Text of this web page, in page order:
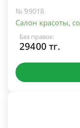
№ 99018
Салон красоты,
Без правок:
29400 тг.